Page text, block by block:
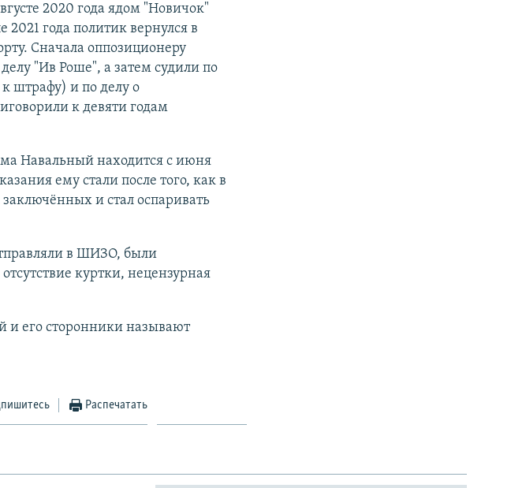
2020 года ядом "Новичок"
года политик вернулся в
Сначала оппозиционеру
"Ив Роше", а затем судили по
штрафу) и по делу о
к девяти годам
Навальный находится с июня
ему стали после того, как в
и стал оспаривать
в ШИЗО, были
куртки, нецензурная
и его сторонники называют
Распечатать